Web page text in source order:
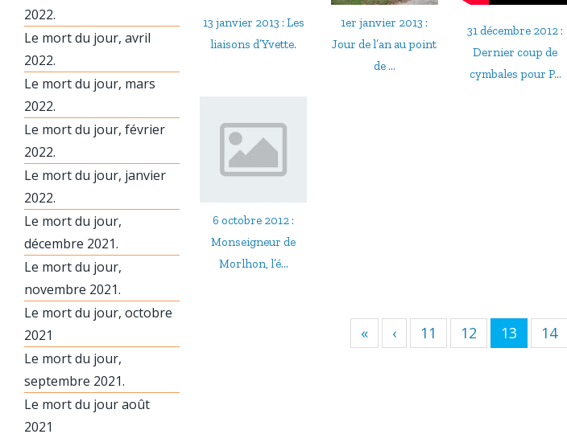
13 janvier 2013 : Les
liaisons d’Yvette.
1er janvier 2013 :
Jour de l’an au point
de ...
31 décembre 2012 :
Dernier coup de
cymbales pour P...
6 octobre 2012 :
Monseigneur de
Morlhon, l’é...
« ‹ 11 12 13 14
2022.
Le mort du jour, avril
2022.
Le mort du jour, mars
2022.
Le mort du jour, février
2022.
Le mort du jour, janvier
2022.
Le mort du jour,
décembre 2021.
Le mort du jour,
novembre 2021.
Le mort du jour, octobre
2021
Le mort du jour,
septembre 2021.
Le mort du jour août
2021